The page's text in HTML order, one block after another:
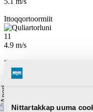
Nittartakkap uuma
Ittoqqortoormiit
11
4.9 m/s
Station Nord
Inuit Qeqertaat /